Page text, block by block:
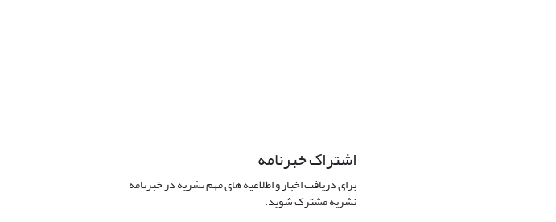
اشتراک خبرنامه
برای دریافت اخبار و اطلاعیه های مهم نشریه در خبرنامه
نشریه مشترک شوید.